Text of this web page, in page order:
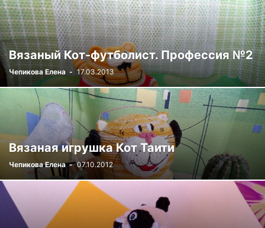
Вязаный Кот-футболист. Профессия №2
Чепикова Елена - 17.03.2013
Вязаная игрушка Кот Таити
Чепикова Елена - 07.10.2012